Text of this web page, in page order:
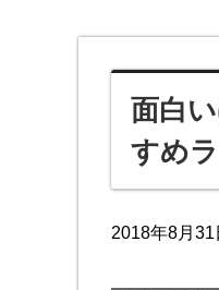
面白
すめ
2018年8月31